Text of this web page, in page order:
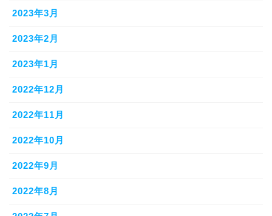
2023年3月
2023年2月
2023年1月
2022年12月
2022年11月
2022年10月
2022年9月
2022年8月